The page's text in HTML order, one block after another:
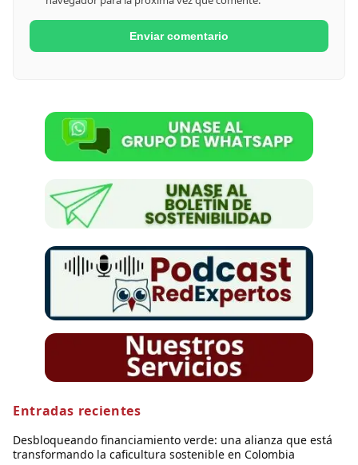
Entradas recientes
Desbloqueando financiamiento verde: una alianza que está
transformando la caficultura sostenible en Colombia